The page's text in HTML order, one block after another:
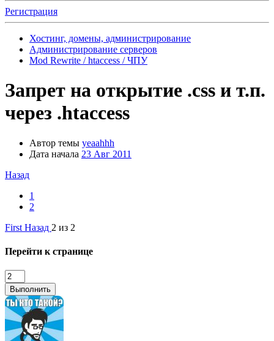
Регистрация
Хостинг, домены, администрирование
Администрирование серверов
Mod Rewrite / htaccess / ЧПУ
Запрет на открытие .css и т.п.
через .htaccess
Автор темы yeaahhh
Дата начала 23 Авг 2011
Назад
1
2
First Назад 2 из 2
Перейти к странице
Выполнить